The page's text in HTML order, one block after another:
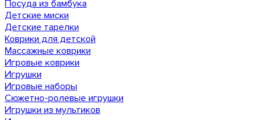
Посуда из бамбука
Детские миски
Детские тарелки
Коврики для детской
Массажные коврики
Игровые коврики
Игрушки
Игровые наборы
Сюжетно-ролевые игрушки
Игрушки из мультиков